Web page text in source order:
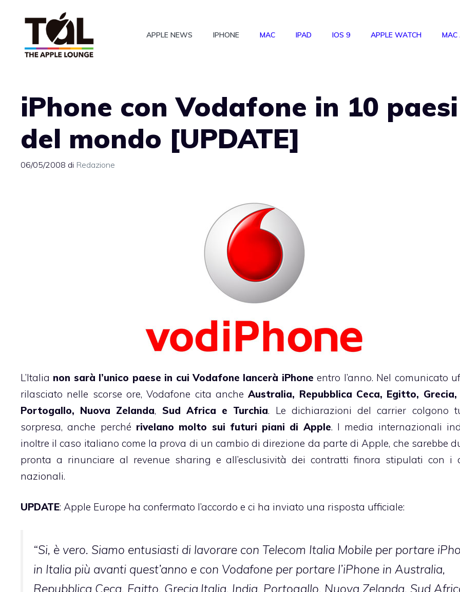
APPLE NEWS IPHONE MAC IPAD IOS 9 APPLE WATCH MAC
iPhone con Vodafone in 10 paesi
del mondo [UPDATE]
06/05/2008 di Redazione
L’Italia non sarà l’unico paese in cui Vodafone lancerà iPhone entro l’anno. Nel comunicato
rilasciato nelle scorse ore, Vodafone cita ancheAustralia, Repubblica Ceca, Egitto, Grecia,
Portogallo, Nuova Zelanda, Sud Africa e Turchia. Le dichiarazioni del carrier colgono
sorpresa, anche perché rivelano molto sui futuri piani di Apple. I media internazionali
inoltre il caso italiano come la prova di un cambio di direzione da parte di Apple, che sarebbe
pronta a rinunciare al revenue sharing e all’esclusività dei contratti finora stipulati con i
nazionali.
UPDATE: Apple Europe ha confermato l’accordo e ci ha inviato una risposta ufficiale:
“Si, è vero. Siamo entusiasti di lavorare con Telecom Italia Mobile per portare
in Italia più avanti quest’anno e con Vodafone per portare l’iPhone in Australia,
Repubblica Ceca, Egitto, Grecia,Italia, India, Portogallo, Nuova Zelanda, Sud